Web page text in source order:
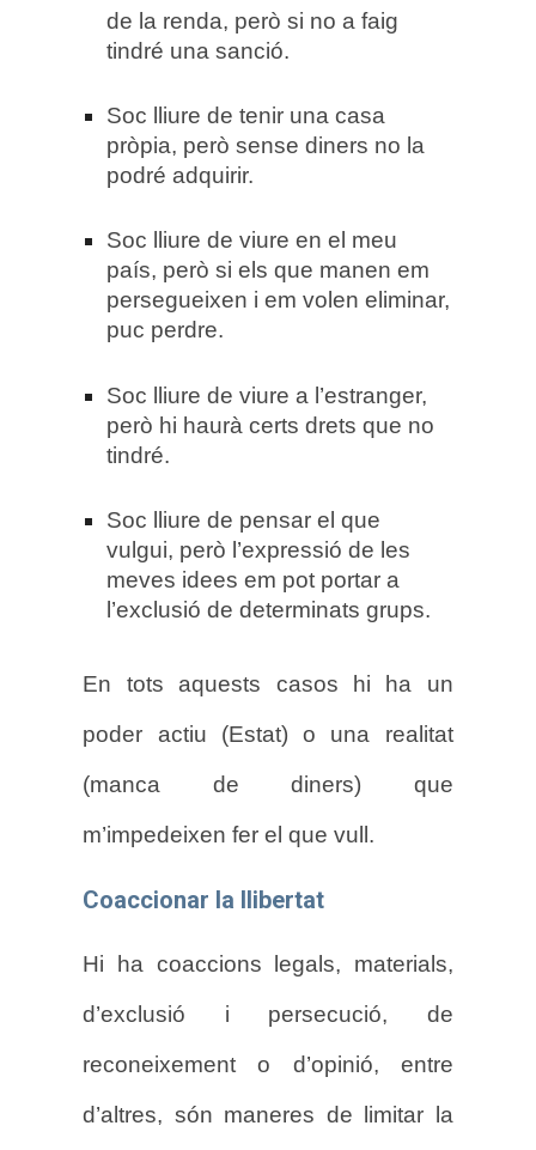
de la renda, però si no a faig
tindré una sanció.
Soc lliure de tenir una casa
pròpia, però sense diners no la
podré adquirir.
Soc lliure de viure en el meu
país, però si els que manen em
persegueixen i em volen eliminar,
puc perdre.
Soc lliure de viure a l’estranger,
però hi haurà certs drets que no
tindré.
Soc lliure de pensar el que
vulgui, però l’expressió de les
meves idees em pot portar a
l’exclusió de determinats grups.
En tots aquests casos hi ha un
poder actiu (Estat) o una realitat
(manca de diners) que
m’impedeixen fer el que vull.
Coaccionar la llibertat
Hi ha coaccions legals, materials,
d’exclusió i persecució, de
reconeixement o d’opinió, entre
d’altres, són maneres de limitar la